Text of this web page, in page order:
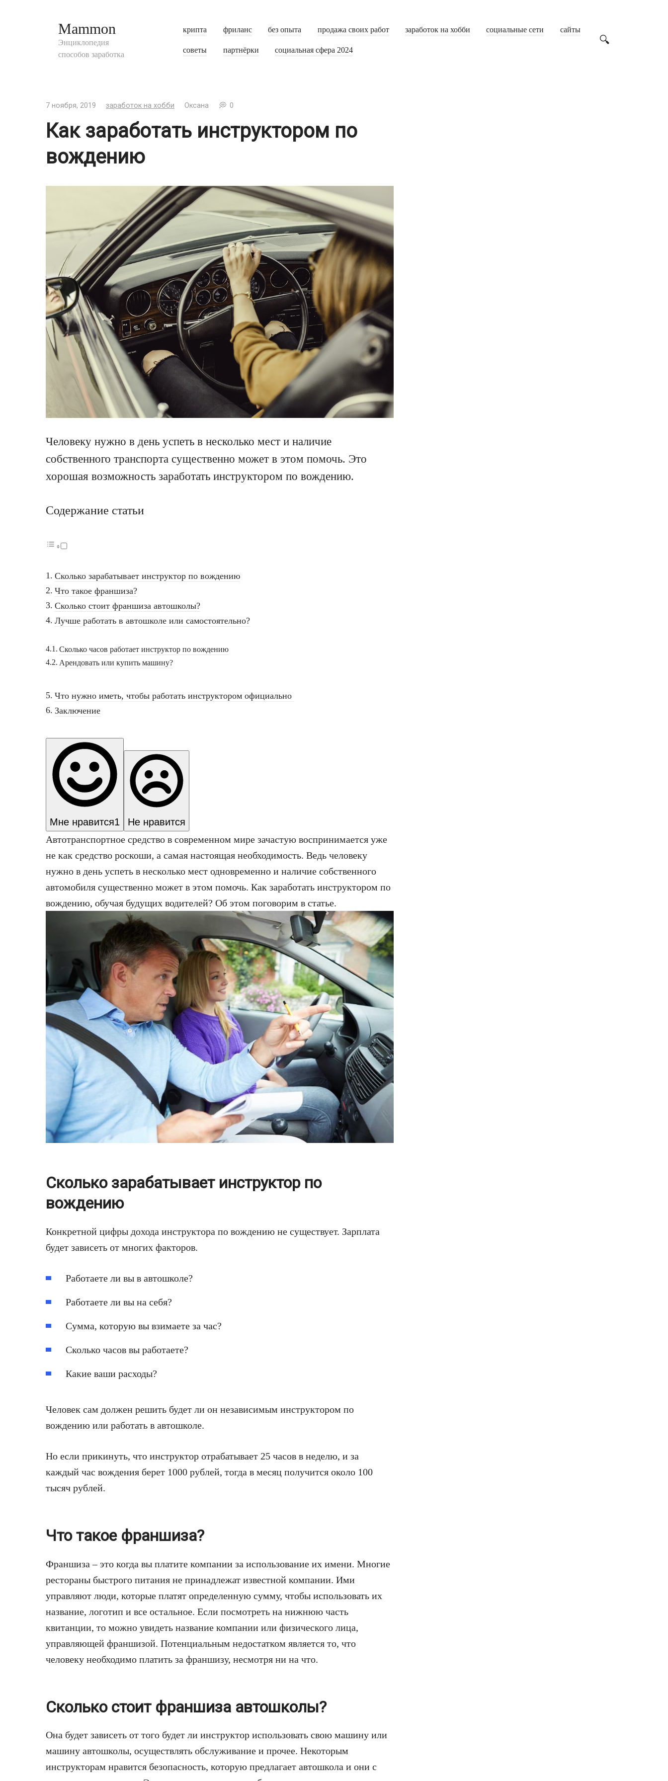
Mammon
Энциклопедия
способов заработка
крипта фриланс без опыта продажа своих работ заработок на хобби социальные сети сайты
советы партнёрки социальная сфера 2024
7 ноября, 2019 заработок на хобби Оксана 0
Как заработать инструктором по
вождению
Человеку нужно в день успеть в несколько мест и наличие
собственного транспорта существенно может в этом помочь. Это
хорошая возможность заработать инструктором по вождению.
Содержание статьи
Сколько зарабатывает инструктор по вождению
Что такое франшиза?
Сколько стоит франшиза автошколы?
Лучше работать в автошколе или самостоятельно?
Сколько часов работает инструктор по вождению
Арендовать или купить машину?
Что нужно иметь, чтобы работать инструктором официально
Заключение
Мне нравится1
Не нравится
Автотранспортное средство в современном мире зачастую воспринимается уже
не как средство роскоши, а самая настоящая необходимость. Ведь человеку
нужно в день успеть в несколько мест одновременно и наличие собственного
автомобиля существенно может в этом помочь. Как заработать инструктором по
вождению, обучая будущих водителей? Об этом поговорим в статье.
Сколько зарабатывает инструктор по
вождению
Конкретной цифры дохода инструктора по вождению не существует. Зарплата
будет зависеть от многих факторов.
Работаете ли вы в автошколе?
Работаете ли вы на себя?
Сумма, которую вы взимаете за час?
Сколько часов вы работаете?
Какие ваши расходы?
Человек сам должен решить будет ли он независимым инструктором по
вождению или работать в автошколе.
Но если прикинуть, что инструктор отрабатывает 25 часов в неделю, и за
каждый час вождения берет 1000 рублей, тогда в месяц получится около 100
тысяч рублей.
Что такое франшиза?
Франшиза – это когда вы платите компании за использование их имени. Многие
рестораны быстрого питания не принадлежат известной компании. Ими
управляют люди, которые платят определенную сумму, чтобы использовать их
название, логотип и все остальное. Если посмотреть на нижнюю часть
квитанции, то можно увидеть название компании или физического лица,
управляющей франшизой. Потенциальным недостатком является то, что
человеку необходимо платить за франшизу, несмотря ни на что.
Сколько стоит франшиза автошколы?
Она будет зависеть от того будет ли инструктор использовать свою машину или
машину автошколы, осуществлять обслуживание и прочее. Некоторым
инструкторам нравится безопасность, которую предлагает автошкола и они с